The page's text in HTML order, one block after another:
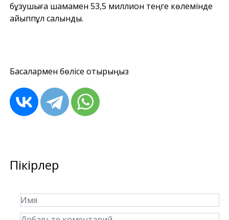
бұзушыға шамамен 53,5 миллион теңге көлемінде
айыппұл салынды.
Басқалармен бөлісе отырыңыз
Пікірлер